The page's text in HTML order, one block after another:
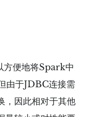
方便地将Spark中
由于JDBC连接需
，因此相对于其他